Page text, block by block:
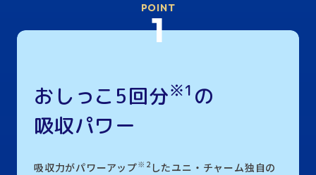
POINT
1
おしっこ5回分※1 の
吸収パワー
吸収力がパワーアップ※2 したユニ・チャーム独自の